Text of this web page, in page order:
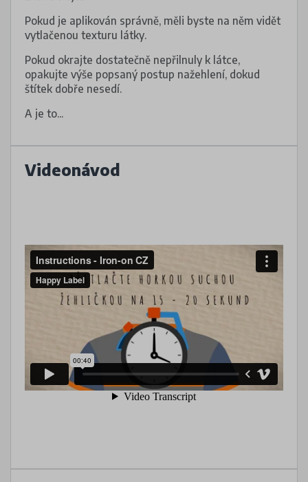
Pokud je aplikován správně, měli byste na něm vidět
vytlačenou texturu látky.
Pokud okrajte dostatečně nepřilnuly k látce,
opakujte výše popsaný postup nažehlení, dokud
štítek dobře nesedí.
A je to...
Videonávod